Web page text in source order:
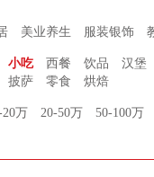
美业养生 服装银饰
小吃 西餐 饮品 汉堡
披萨 零食 烘焙
20万 20-50万 50-100万